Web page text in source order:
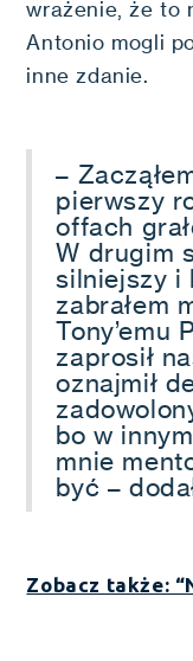
wrażenie, że to
Antonio mogli
inne zdanie.
–
pierwszy
offach
W drugim
silniejszy i
zabrałem
Tony’emu
zaprosił
oznajmił
bo w
mnie
być –
Zobacz także: